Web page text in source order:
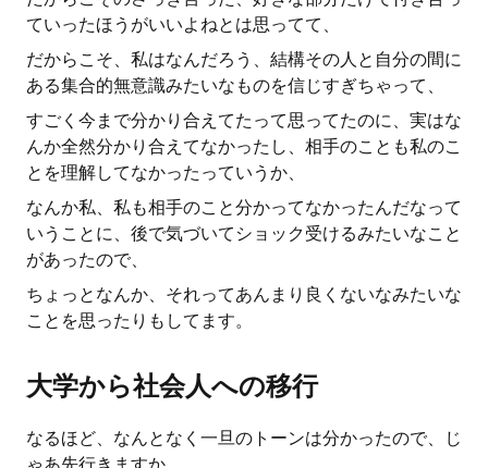
ていったほうがいいよねとは思ってて、
だからこそ、私はなんだろう、結構その人と自分の間に
ある集合的無意識みたいなものを信じすぎちゃって、
すごく今まで分かり合えてたって思ってたのに、実はな
んか全然分かり合えてなかったし、相手のことも私のこ
とを理解してなかったっていうか、
なんか私、私も相手のこと分かってなかったんだなって
いうことに、後で気づいてショック受けるみたいなこと
があったので、
ちょっとなんか、それってあんまり良くないなみたいな
ことを思ったりもしてます。
大学から社会人への移行
なるほど、なんとなく一旦のトーンは分かったので、じ